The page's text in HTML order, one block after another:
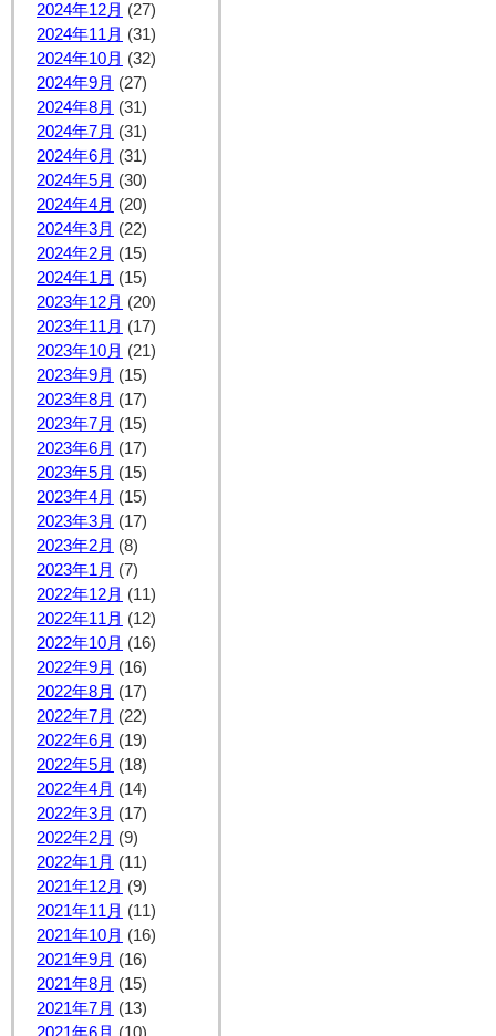
2024年12月 (27)
2024年11月 (31)
2024年10月 (32)
2024年9月 (27)
2024年8月 (31)
2024年7月 (31)
2024年6月 (31)
2024年5月 (30)
2024年4月 (20)
2024年3月 (22)
2024年2月 (15)
2024年1月 (15)
2023年12月 (20)
2023年11月 (17)
2023年10月 (21)
2023年9月 (15)
2023年8月 (17)
2023年7月 (15)
2023年6月 (17)
2023年5月 (15)
2023年4月 (15)
2023年3月 (17)
2023年2月 (8)
2023年1月 (7)
2022年12月 (11)
2022年11月 (12)
2022年10月 (16)
2022年9月 (16)
2022年8月 (17)
2022年7月 (22)
2022年6月 (19)
2022年5月 (18)
2022年4月 (14)
2022年3月 (17)
2022年2月 (9)
2022年1月 (11)
2021年12月 (9)
2021年11月 (11)
2021年10月 (16)
2021年9月 (16)
2021年8月 (15)
2021年7月 (13)